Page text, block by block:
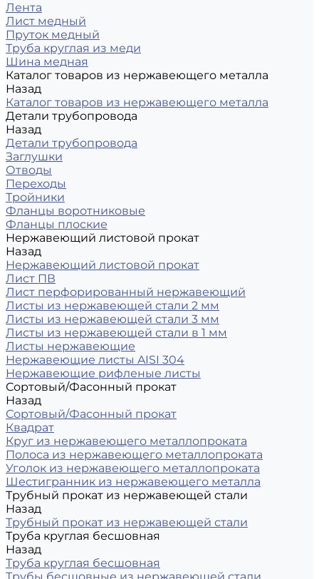
Лента
Лист медный
Пруток медный
Труба круглая из меди
Шина медная
Каталог товаров из нержавеющего металла
Назад
Каталог товаров из нержавеющего металла
Детали трубопровода
Назад
Детали трубопровода
Заглушки
Отводы
Переходы
Тройники
Фланцы воротниковые
Фланцы плоские
Нержавеющий листовой прокат
Назад
Нержавеющий листовой прокат
Лист ПВ
Лист перфорированный нержавеющий
Листы из нержавеющей стали 2 мм
Листы из нержавеющей стали 3 мм
Листы из нержавеющей стали в 1 мм
Листы нержавеющие
Нержавеющие листы AISI 304
Нержавеющие рифленые листы
Сортовый/Фасонный прокат
Назад
Сортовый/Фасонный прокат
Квадрат
Круг из нержавеющего металлопроката
Полоса из нержавеющего металлопроката
Уголок из нержавеющего металлопроката
Шестигранник из нержавеющего металла
Трубный прокат из нержавеющей стали
Назад
Трубный прокат из нержавеющей стали
Труба круглая бесшовная
Назад
Труба круглая бесшовная